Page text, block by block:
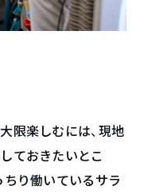
限楽しむには、現地
ておきたいとこ
ちり働いているサラ